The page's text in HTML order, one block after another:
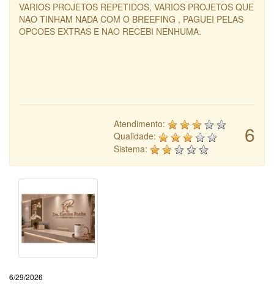
VARIOS PROJETOS REPETIDOS, VARIOS PROJETOS QUE
NAO TINHAM NADA COM O BREEFING , PAGUEI PELAS
OPCOES EXTRAS E NAO RECEBI NENHUMA.
6
Atendimento:
Qualidade:
Sistema:
6/29/2026